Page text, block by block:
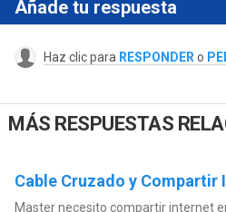
Añade tu respuesta
Haz clic para RESPONDER o
MÁS RESPUESTAS
Cable Cruzado y Compartir
Master necesito compartir internet